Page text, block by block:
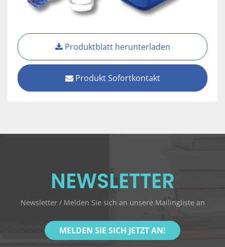
Produktblatt herunterladen
Produkt Sofortkontakt
NEWSLETTER
Newsletter / Melden Sie sich an unsere Mailingliste an
MELDEN SIE SICH JETZT AN!